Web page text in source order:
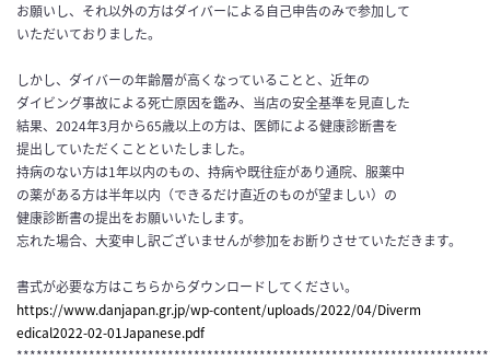
お願いし、それ以外の方はダイバーによる自己申告のみで参加して
いただいておりました。
しかし、 ダイバーの年齢層が高くなっていることと、近年の
ダイビング事故による死亡原因を鑑み、当店の安全基準を見直した
結果、2024年3月から65歳以上の方は、医師による健康診断書を
提出していただくことといたしました。
持病のない方は1年以内のもの、持病や既往症があり通院、服薬中
の薬がある方は半年以内（できるだけ直近のものが望ましい）の
健康診断書の提出をお願いいたします。
忘れた場合、大変申し訳ございませんが参加をお断りさせていただきます。
書式が必要な方はこちらからダウンロードしてください。
https://www.danjapan.gr.jp/wp-content/uploads/2022/04/Diverm
edical2022-02-01Japanese.pdf